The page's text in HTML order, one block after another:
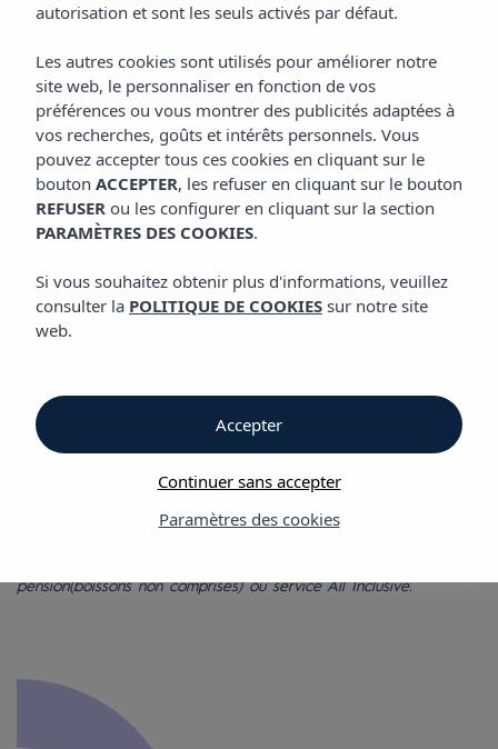
Hôtel Vibra S´Estanyol
CUISINE
Cuisine
Cuisine
Profitez de la vaste offre gastronomique de l’Hôtel Vibra S
cuisine méditerranéenne, anglaise et italienne. Le meilleur choix
pour prendre de l’énergie et profiter de votre expérience à
Ibiza.
lieu parfait pour vous détendre et profiter de nos boissons,
rafraîchissements et snacks.
pension(boissons non comprises)ou service All Inclusive.
autorisation et sont les seuls activés par défaut.
Les autres cookies sont utilisés pour améliorer notre
site web, le personnaliser en fonction de vos
préférences ou vous montrer des publicités adaptées à
vos recherches, goûts et intérêts personnels. Vous
pouvez accepter tous ces cookies en cliquant sur le
bouton ACCEPTER, les refuser en cliquant sur le bouton
REFUSER ou les configurer en cliquant sur la section
PARAMÈTRES DES COOKIES.
Si vous souhaitez obtenir plus d'informations, veuillez
consulter la POLITIQUE DE COOKIES sur notre site
web.
Paramètres des cookies
Continuer sans accepter
Accepter